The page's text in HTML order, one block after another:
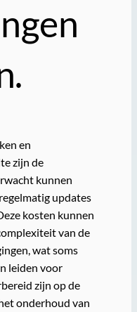
en
zijn de
kunnen
updates
kosten kunnen
van de
wat soms
leiden voor
zijn op de
onderhoud van